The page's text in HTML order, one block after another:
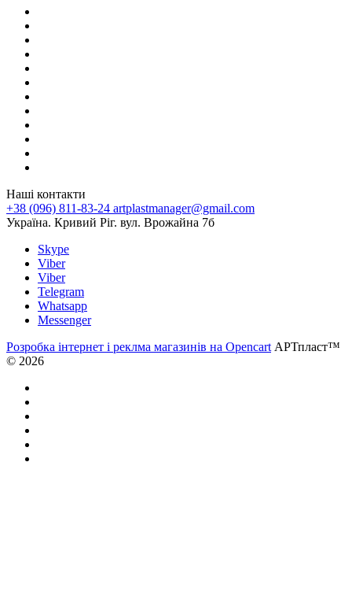
Наші контакти
+38 (096) 811-83-24 artplastmanager@gmail.com
Україна. Кривий Ріг. вул. Врожайна 7б
Skype
Viber
Viber
Telegram
Whatsapp
Messenger
Розробка інтернет і реклма магазинів на Opencart АРТпласт™
© 2026